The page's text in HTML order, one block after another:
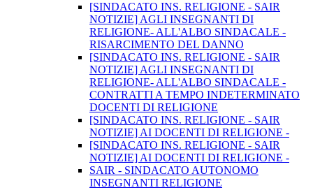
[SINDACATO INS. RELIGIONE - SAIR
NOTIZIE] AGLI INSEGNANTI DI
RELIGIONE- ALL'ALBO SINDACALE -
RISARCIMENTO DEL DANNO
[SINDACATO INS. RELIGIONE - SAIR
NOTIZIE] AGLI INSEGNANTI DI
RELIGIONE- ALL'ALBO SINDACALE -
CONTRATTI A TEMPO INDETERMINATO
DOCENTI DI RELIGIONE
[SINDACATO INS. RELIGIONE - SAIR
NOTIZIE] AI DOCENTI DI RELIGIONE -
[SINDACATO INS. RELIGIONE - SAIR
NOTIZIE] AI DOCENTI DI RELIGIONE -
SAIR - SINDACATO AUTONOMO
INSEGNANTI RELIGIONE